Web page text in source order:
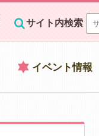
サイト内検索
イベント情報